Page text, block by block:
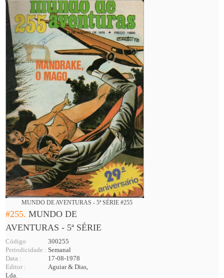
MUNDO DE AVENTURAS - 5ª SÉRIE #255
#255.MUNDO DE
AVENTURAS - 5ª SÉRIE
Código
300255
Periodicidade : Semanal
Data :
17-08-1978
Editor :
Aguiar & Dias,
Lda.